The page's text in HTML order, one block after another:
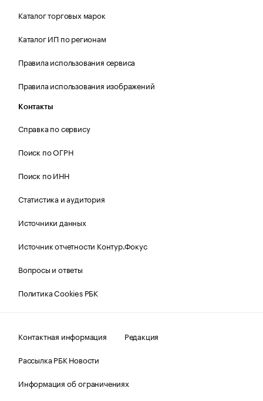
Каталог торговых марок
Каталог ИП по регионам
Правила использования сервиса
Правила использования изображений
Контакты
Справка по сервису
Поиск по ОГРН
Поиск по ИНН
Статистика и аудитория
Источники данных
Источник отчетности Контур.Фокус
Вопросы и ответы
Политика Cookies РБК
Контактная информация
Редакция
Рассылка РБК Новости
Информация об ограничениях